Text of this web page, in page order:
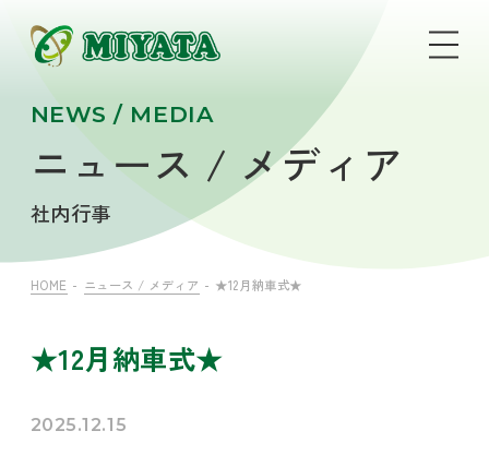
NEWS / MEDIA
ニュース / メディア
社内行事
HOME ニュース / メディア ★12月納車式★
★12月納車式★
2025.12.15